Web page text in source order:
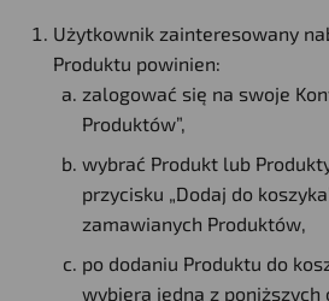
Użytkownik zainteresowany
Produktu powinien:
zalogować się na swoje
Produktów”,
wybrać Produkt lub
przycisku „Dodaj do
zamawianych Produktów,
po dodaniu Produktu do
wybiera jedną z poniższych